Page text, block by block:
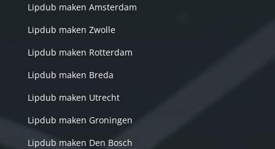
Lipdub maken Amsterdam
Lipdub maken Zwolle
Lipdub maken Rotterdam
Lipdub maken Breda
Lipdub maken Utrecht
Lipdub maken Groningen
Lipdub maken Den Bosch